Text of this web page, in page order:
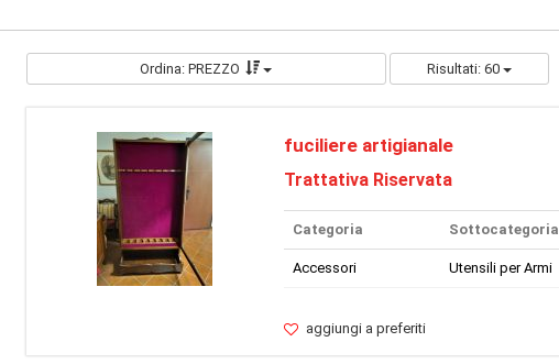
Ordina: PREZZO Risultati: 60
fuciliere artigianale
Trattativa Riservata
Categoria Sottocategoria
Accessori Utensili per Armi
aggiungi a preferiti